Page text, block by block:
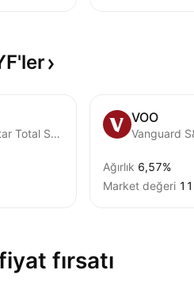
Vanguard Morningstar Total Stock Market ETF
VOO
Vanguard
Ağırlık 6,57%
Market değeri
fırsatı